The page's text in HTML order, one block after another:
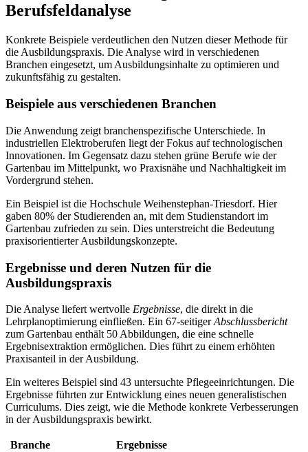
Berufsfeldanalyse
Konkrete Beispiele verdeutlichen den Nutzen dieser Methode für
die Ausbildungspraxis. Die Analyse wird in verschiedenen
Branchen eingesetzt, um Ausbildungsinhalte zu optimieren und
zukunftsfähig zu gestalten.
Beispiele aus verschiedenen Branchen
Die Anwendung zeigt branchenspezifische Unterschiede. In
industriellen Elektroberufen liegt der Fokus auf technologischen
Innovationen. Im Gegensatz dazu stehen grüne Berufe wie der
Gartenbau im Mittelpunkt, wo Praxisnähe und Nachhaltigkeit im
Vordergrund stehen.
Ein Beispiel ist die Hochschule Weihenstephan-Triesdorf. Hier
gaben 80% der Studierenden an, mit dem Studienstandort im
Gartenbau zufrieden zu sein. Dies unterstreicht die Bedeutung
praxisorientierter Ausbildungskonzepte.
Ergebnisse und deren Nutzen für die
Ausbildungspraxis
Die Analyse liefert wertvolle Ergebnisse, die direkt in die
Lehrplanoptimierung einfließen. Ein 67-seitigerAbschlussbericht
zum Gartenbau enthält 50 Abbildungen, die eine schnelle
Ergebnisextraktion ermöglichen. Dies führt zu einem erhöhten
Praxisanteil in der Ausbildung.
Ein weiteres Beispiel sind 43 untersuchte Pflegeeinrichtungen. Die
Ergebnisse führten zur Entwicklung eines neuen generalistischen
Curriculums. Dies zeigt, wie die Methode konkrete Verbesserungen
in der Ausbildungspraxis bewirkt.
Branche
Ergebnisse